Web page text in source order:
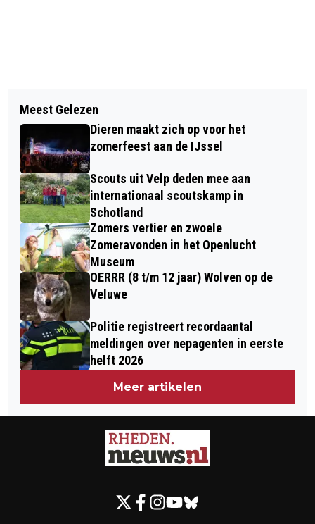
ONLINE UITZENDING OVER
BLAASKANKER EN ROKEN
75.000E PASSAGIER BUURTBUS
SPANKEREN DIEREN
Meest Gelezen
Dieren maakt zich op voor het
zomerfeest aan de IJssel
Scouts uit Velp deden mee aan
internationaal scoutskamp in
Schotland
Zomers vertier en zwoele
Zomeravonden in het Openlucht
Museum
OERRR (8 t/m 12 jaar) Wolven op de
Veluwe
Politie registreert recordaantal
meldingen over nepagenten in eerste
helft 2026
Meer artikelen